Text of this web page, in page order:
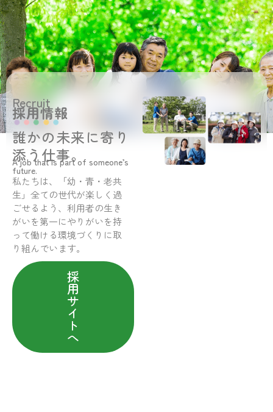
Recruit
採用情報
誰かの未来に寄り
添う仕事。
A job that is part of someone’s
future.
私たちは、「幼・青・老共
生」全ての世代が楽しく過
ごせるよう、利用者の生き
がいを第一にやりがいを持
って働ける環境づくりに取
り組んでいます。
採
用
サ
イ
ト
へ